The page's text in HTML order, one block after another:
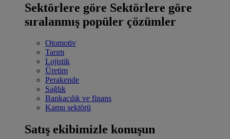
Sektörlere göre Sektörlere göre
sıralanmış popüler çözümler
Otomotiv
Tarım
Lojistik
Üretim
Perakende
Sağlık
Bankacılık ve finans
Kamu sektörü
Satış ekibimizle konuşun